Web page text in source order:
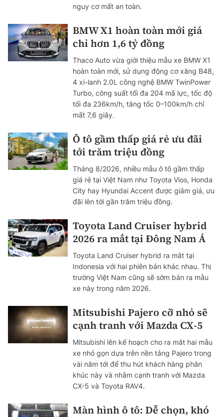
nguy cơ mất an toàn.
BMW X1 hoàn toàn mới giá
chỉ hơn 1,6 tỷ đồng
Thaco Auto vừa giới thiệu mẫu xe BMW X1
hoàn toàn mới, sử dụng động cơ xăng B48,
4 xi-lanh 2.0L công nghệ BMW TwinPower
Turbo, công suất tối đa 204 mã lực, tốc độ
tối đa 236km/h, tăng tốc 0–100km/h chỉ
mất 7,6 giây.
Ô tô gầm thấp giá rẻ ưu đãi
tới trăm triệu đồng
Tháng 8/2026, nhiều mẫu ô tô gầm thấp
giá rẻ tại Việt Nam như Toyota Vios, Honda
City hay Hyundai Accent được giảm giá, ưu
đãi lên tới gần trăm triệu đồng.
Toyota Land Cruiser hybrid
2026 ra mắt tại Đông Nam Á
Toyota Land Cruiser hybrid ra mắt tại
Indonesia với hai phiên bản khác nhau. Thị
trường Việt Nam cũng sẽ sớm bán ra mẫu
xe này trong năm 2026.
Mitsubishi Pajero cỡ nhỏ sẽ
cạnh tranh với Mazda CX-5
Mitsubishi lên kế hoạch cho ra mắt hai mẫu
xe nhỏ gọn dựa trên nền tảng Pajero trong
vài năm tới để thu hút khách hàng phân
khúc này và nhằm cạnh tranh với Mazda
CX-5 và Toyota RAV4.
Màn hình ô tô: Dễ chọn, khó